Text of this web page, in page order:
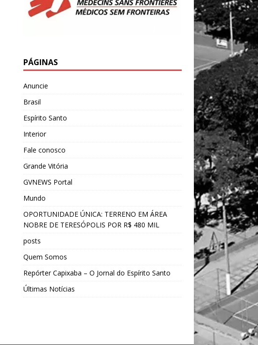
PÁGINAS
Anuncie
Brasil
Espírito Santo
Interior
Fale conosco
Grande Vitória
GVNEWS Portal
Mundo
OPORTUNIDADE ÚNICA: TERRENO EM ÁREA
NOBRE DE TERESÓPOLIS POR R$ 480 MIL
posts
Quem Somos
Repórter Capixaba – O Jornal do Espírito Santo
Últimas Notícias